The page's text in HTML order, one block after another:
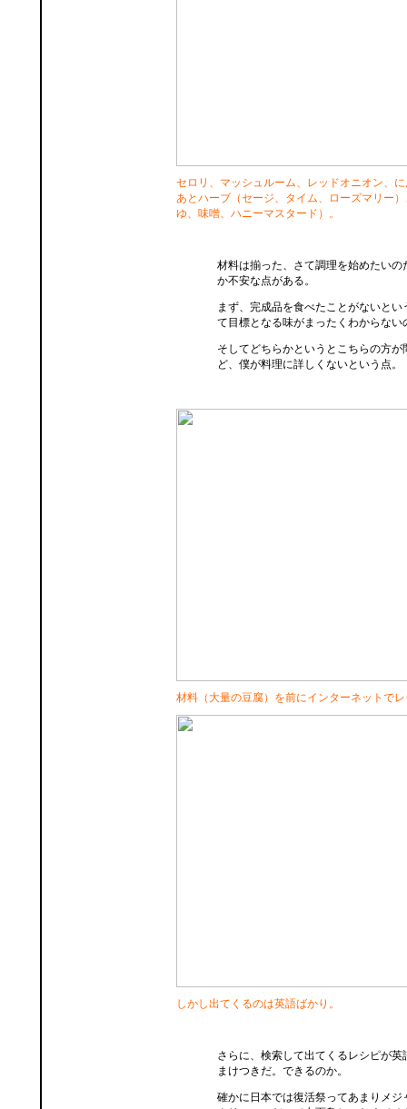
セロリ、マッシュルーム、レッドオニオン、
あとハーブ（セージ、タイム、ローズマリー
ゆ、味噌、ハニーマスタード）。
材料は揃った、さて調理を始めたいの
か不安な点がある。
まず、完成品を食べたことがないとい
て目標となる味がまったくわからない
そしてどちらかというとこちらの方が
ど、僕が料理に詳しくないという点。
材料（大量の豆腐）を前にインターネットで
しかし出てくるのは英語ばかり。
さらに、検索して出てくるレシピが英
まけつきだ。できるのか。
確かに日本では復活祭ってあまりメジ